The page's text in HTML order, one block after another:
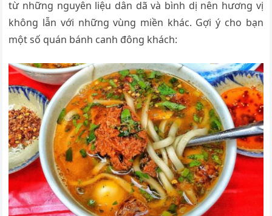
từ những nguyên liệu dân dã và bình dị nên hương vị
không lẫn với những vùng miền khác. Gợi ý cho bạn
một số quán bánh canh đông khách: